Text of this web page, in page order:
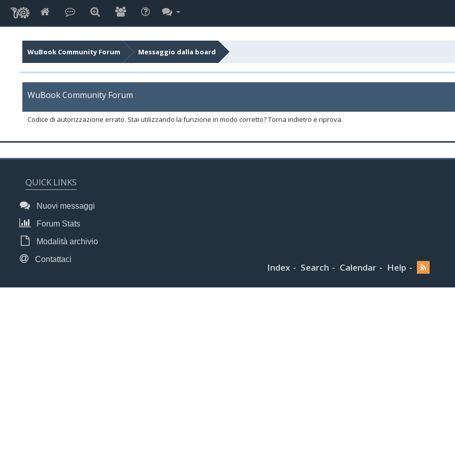
WuBook Community Forum Messaggio dalla board
WuBook Community Forum
Codice di autorizzazione errato. Stai utilizzando la funzione in modo corretto? Torna indietro e riprova.
QUICK LINKS
Nuovi messaggi
Forum Stats
Modalità archivio
Contattaci
Index Search Calendar Help